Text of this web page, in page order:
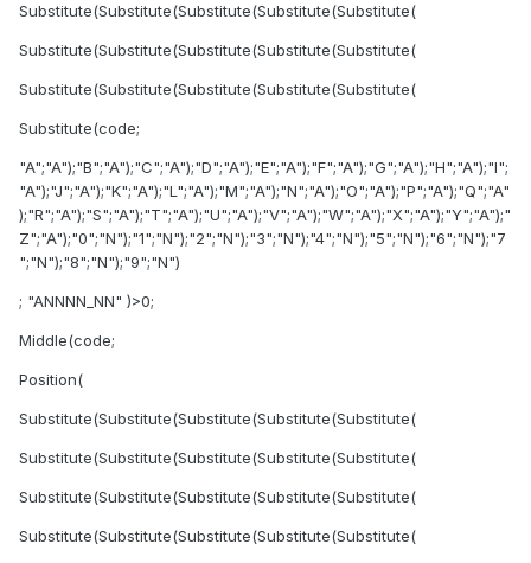
Substitute(Substitute(Substitute(Substitute(Substitute(
Substitute(Substitute(Substitute(Substitute(Substitute(
Substitute(Substitute(Substitute(Substitute(Substitute(
Substitute(code;
"A";"A");"B";"A");"C";"A");"D";"A");"E";"A");"F";"A");"G";"A");"H";"A");"I";
"A");"J";"A");"K";"A");"L";"A");"M";"A");"N";"A");"O";"A");"P";"A");"Q";"A"
);"R";"A");"S";"A");"T";"A");"U";"A");"V";"A");"W";"A");"X";"A");"Y";"A");"
Z";"A");"0";"N");"1";"N");"2";"N");"3";"N");"4";"N");"5";"N");"6";"N");"7
";"N");"8";"N");"9";"N")
; "ANNNN_NN" )>0;
Middle(code;
Position(
Substitute(Substitute(Substitute(Substitute(Substitute(
Substitute(Substitute(Substitute(Substitute(Substitute(
Substitute(Substitute(Substitute(Substitute(Substitute(
Substitute(Substitute(Substitute(Substitute(Substitute(